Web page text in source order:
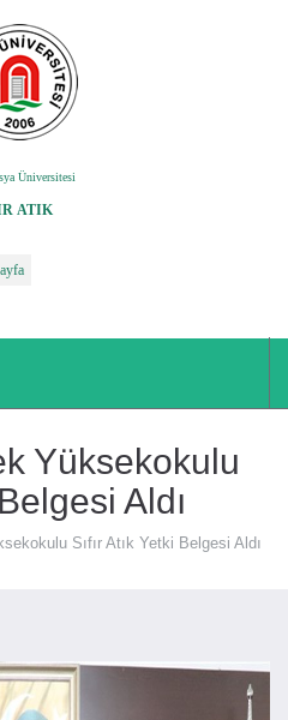
Üniversitesi
ATIK
Yüksekokulu
Aldı
Sıfır Atık Yetki Belgesi Aldı